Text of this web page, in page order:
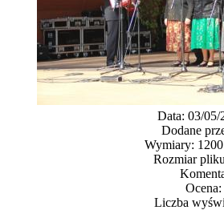
Data: 03/05/
Dodane
Wymiary:
Rozmiar
Liczba